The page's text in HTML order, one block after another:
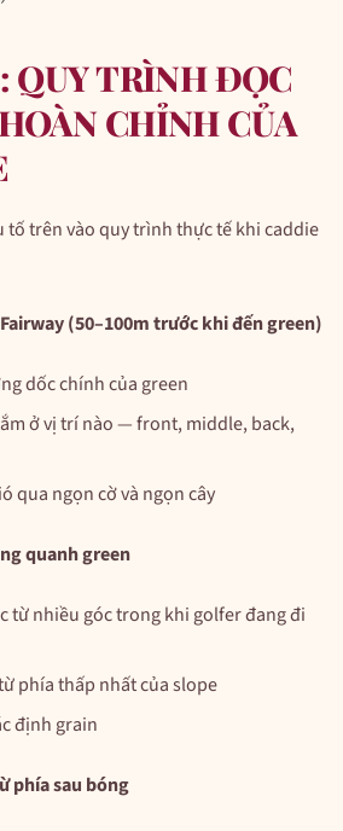
QUY TRÌNH ĐỌC
CHỈNH CỦA
tố trên vào quy trình thực tế khi caddie
(50–100m trước khi đến green)
dốc chính của green
ở vị trí nào — front, middle, back,
qua ngọn cờ và ngọn cây
quanh green
từ nhiều góc trong khi golfer đang đi
phía thấp nhất của slope
định grain
phía sau bóng